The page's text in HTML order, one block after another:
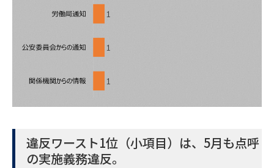
違反ワースト1位（小項目）は、5月も点呼
の実施義務違反。